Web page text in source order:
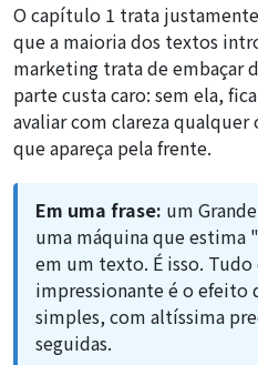
O capítulo 1 trata
que a maioria dos textos
marketing trata de embaçar
parte custa caro: sem ela,
avaliar com clareza qualquer
que apareça pela frente.
Em uma frase: um
uma máquina que estima
em um texto. É isso. Tudo
impressionante é o efeito
simples, com altíssima
seguidas.